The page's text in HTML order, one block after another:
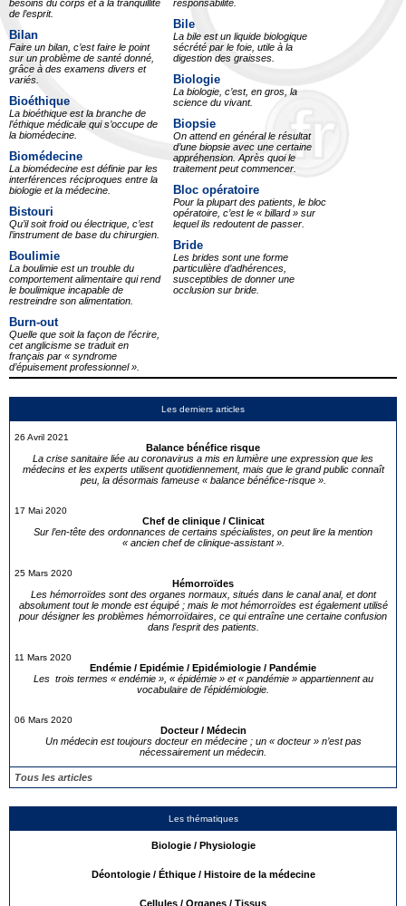
Les derniers articles
26 Avril 2021
Balance bénéfice risque
La crise sanitaire liée au coronavirus a mis en lumière une expression que les
médecins et les experts utilisent quotidiennement, mais que le grand public connaît
peu, la désormais fameuse « balance bénéfice-risque ».
17 Mai 2020
Chef de clinique / Clinicat
Sur l’en-tête des ordonnances de certains spécialistes, on peut lire la mention
« ancien chef de clinique-assistant ».
25 Mars 2020
Hémorroïdes
Les hémorroïdes sont des organes normaux, situés dans le canal anal, et dont
absolument tout le monde est équipé ; mais le mot hémorroïdes est également utilisé
pour désigner les problèmes hémorroïdaires, ce qui entraîne une certaine confusion
dans l’esprit des patients.
11 Mars 2020
Endémie / Epidémie / Epidémiologie / Pandémie
Les trois termes « endémie », « épidémie » et « pandémie » appartiennent au
vocabulaire de l’épidémiologie.
06 Mars 2020
Docteur / Médecin
Un médecin est toujours docteur en médecine ; un « docteur » n’est pas
nécessairement un médecin.
Tous les articles
Les thématiques
Biologie / Physiologie
Déontologie / Éthique / Histoire de la médecine
Cellules / Organes / Tissus
besoins du corps et à la tranquillité
de l’esprit.
Bilan
Faire un bilan, c’est faire le point
sur un problème de santé donné,
grâce à des examens divers et
variés.
Bioéthique
La bioéthique est la branche de
l’éthique médicale qui s’occupe de
la biomédecine.
Biomédecine
La biomédecine est définie par les
interférences réciproques entre la
biologie et la médecine.
Bistouri
Qu’il soit froid ou électrique, c’est
l’instrument de base du chirurgien.
Boulimie
La boulimie est un trouble du
comportement alimentaire qui rend
le boulimique incapable de
restreindre son alimentation.
Burn-out
Quelle que soit la façon de l’écrire,
cet anglicisme se traduit en
français par « syndrome
d’épuisement professionnel ».
responsabilité.
Bile
La bile est un liquide biologique
sécrété par le foie, utile à la
digestion des graisses.
Biologie
La biologie, c’est, en gros, la
science du vivant.
Biopsie
On attend en général le résultat
d’une biopsie avec une certaine
appréhension. Après quoi le
traitement peut commencer.
Bloc opératoire
Pour la plupart des patients, le bloc
opératoire, c’est le « billard » sur
lequel ils redoutent de passer.
Bride
Les brides sont une forme
particulière d’adhérences,
susceptibles de donner une
occlusion sur bride.